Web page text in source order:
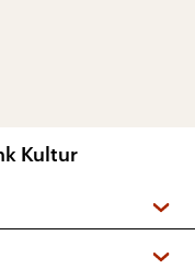
Kultur